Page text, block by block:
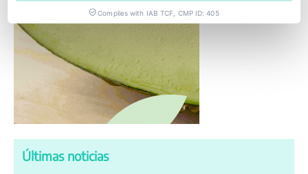
Últimas noticias
Complies with IAB TCF, CMP ID: 405